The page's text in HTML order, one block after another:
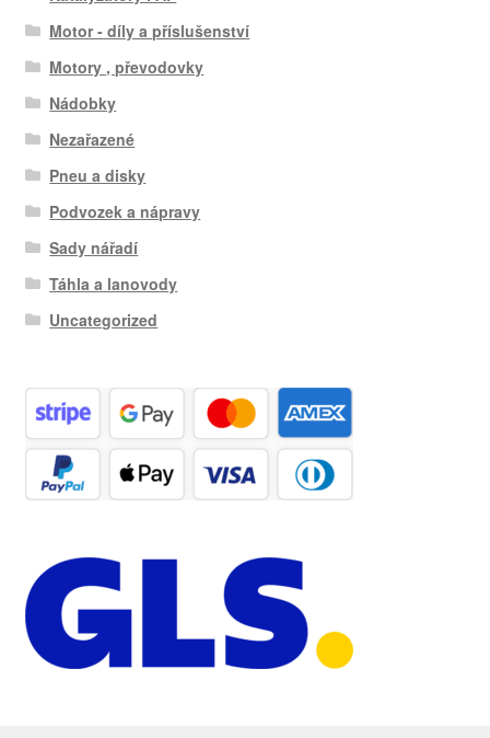
Motor - díly a příslušenství
Motory , převodovky
Nádobky
Nezařazené
Pneu a disky
Podvozek a nápravy
Sady nářadí
Táhla a lanovody
Uncategorized